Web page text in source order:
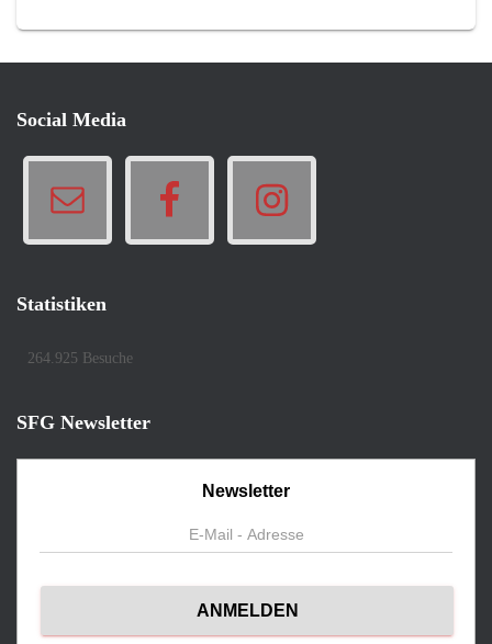
Social Media
Statistiken
264.925 Besuche
SFG Newsletter
Newsletter